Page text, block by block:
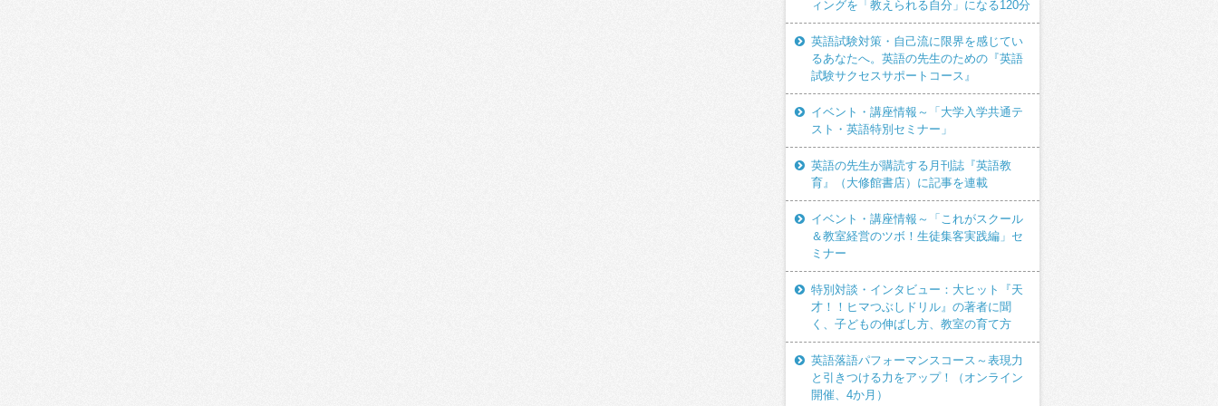
ィングを「教えられる自分」になる120分
英語試験対策・自己流に限界を感じてい
るあなたへ。英語の先生のための『英語
試験サクセスサポートコース』
イベント・講座情報～「大学入学共通テ
スト・英語特別セミナー」
英語の先生が購読する月刊誌『英語教
育』（大修館書店）に記事を連載
イベント・講座情報～「これがスクール
＆教室経営のツボ！生徒集客実践編」セ
ミナー
特別対談・インタビュー：大ヒット『天
才！！ヒマつぶしドリル』の著者に聞
く、子どもの伸ばし方、教室の育て方
英語落語パフォーマンスコース～表現力
と引きつける力をアップ！（オンライン
開催、4か月）